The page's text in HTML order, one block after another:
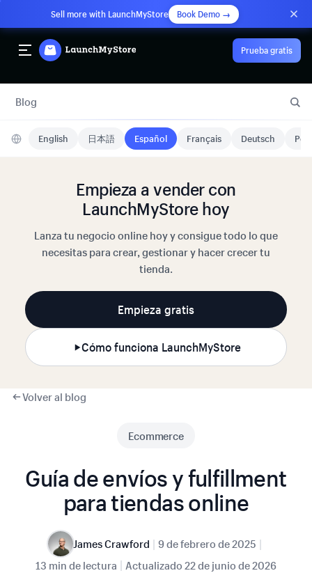
Sell more with LaunchMyStore Book Demo →
Prueba gratis
Blog
English 日本語 Español Français Deutsch
Empieza a vender con
LaunchMyStore hoy
Lanza tu negocio online hoy y consigue todo lo que
necesitas para crear, gestionar y hacer crecer tu
tienda.
Empieza gratis
Cómo funciona LaunchMyStore
Volver al blog
Ecommerce
Guía de envíos y fulfillment
para tiendas online
James Crawford | 9 de febrero de 2025 |
13 min de lectura | Actualizado 22 de junio de 2026